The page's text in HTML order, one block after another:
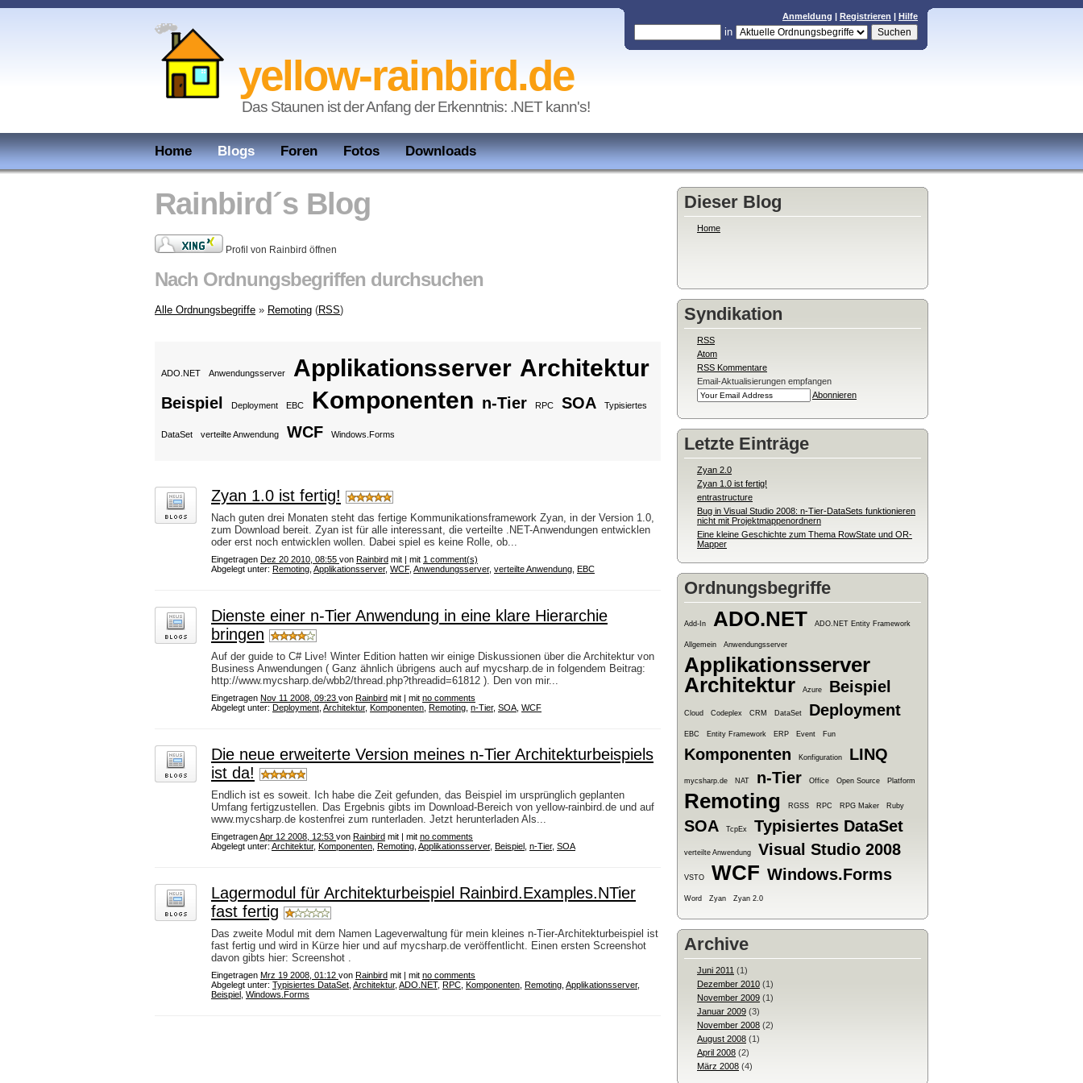
Anmeldung | Registrieren | Hilfe
in
yellow-rainbird.de
Das Staunen ist der Anfang der Erkenntnis: .NET kann's!
Home Blogs Foren Fotos Downloads
Dieser Blog
Home
Syndikation
RSS
Atom
RSS Kommentare
Email-Aktualisierungen empfangen
Abonnieren
Letzte Einträge
Zyan 2.0
Zyan 1.0 ist fertig!
entrastructure
Bug in Visual Studio 2008: n-Tier-DataSets funktionieren
nicht mit Projektmappenordnern
Eine kleine Geschichte zum Thema RowState und OR-
Mapper
Ordnungsbegriffe
Add-In ADO.NET ADO.NET Entity Framework
Allgemein Anwendungsserver
Applikationsserver
Architektur
Azure Beispiel
Cloud Codeplex CRM DataSet Deployment
EBC Entity Framework ERP Event Fun
Komponenten Konfiguration LINQ
mycsharp.de NAT n-Tier Office Open Source Platform
Remoting RGSS RPC RPG Maker Ruby
SOA TcpEx Typisiertes DataSet
verteilte Anwendung Visual Studio 2008
VSTO WCF Windows.Forms
Word Zyan Zyan 2.0
Archive
Juni 2011 (1)
Dezember 2010 (1)
November 2009 (1)
Januar 2009 (3)
November 2008 (2)
August 2008 (1)
April 2008 (2)
März 2008 (4)
Rainbird´s Blog
Profil von Rainbird öffnen
Nach Ordnungsbegriffen durchsuchen
Alle Ordnungsbegriffe » Remoting (RSS)
ADO.NET Anwendungsserver Applikationsserver Architektur
Beispiel Deployment EBC Komponenten n-Tier RPC SOA Typisiertes
DataSet verteilte Anwendung WCF Windows.Forms
Zyan 1.0 ist fertig!
Nach guten drei Monaten steht das fertige Kommunikationsframework Zyan, in der Version 1.0,
zum Download bereit. Zyan ist für alle interessant, die verteilte .NET-Anwendungen entwicklen
oder erst noch entwicklen wollen. Dabei spiel es keine Rolle, ob...
Eingetragen Dez 20 2010, 08:55 von Rainbird mit | mit 1 comment(s)
Abgelegt unter: Remoting Applikationsserver, WCF, Anwendungsserver, verteilte Anwendung EBC
Dienste einer n-Tier Anwendung in eine klare Hierarchie
bringen
Auf der guide to C# Live! Winter Edition hatten wir einige Diskussionen über die Architektur von
Business Anwendungen ( Ganz ähnlich übrigens auch auf mycsharp.de in folgendem Beitrag:
http://www.mycsharp.de/wbb2/thread.php?threadid=61812 ). Den von mir...
Eingetragen Nov 11 2008, 09:23 von Rainbird mit | mit no comments
Abgelegt unter: Deployment Architektur, Komponenten Remoting n-Tier, SOA WCF
Die neue erweiterte Version meines n-Tier Architekturbeispiels
ist da!
Endlich ist es soweit. Ich habe die Zeit gefunden, das Beispiel im ursprünglich geplanten
Umfang fertigzustellen. Das Ergebnis gibts im Download-Bereich von yellow-rainbird.de und auf
www.mycsharp.de kostenfrei zum runterladen. Jetzt herunterladen Als...
EingetragenApr 12 2008, 12:53 von Rainbird mit | mit no comments
Abgelegt unter: Architektur, Komponenten Remoting Applikationsserver, Beispiel n-Tier, SOA
Lagermodul für Architekturbeispiel Rainbird.Examples.NTier
fast fertig
Das zweite Modul mit dem Namen Lageverwaltung für mein kleines n-Tier-Architekturbeispiel ist
fast fertig und wird in Kürze hier und auf mycsharp.de veröffentlicht. Einen ersten Screenshot
davon gibts hier: Screenshot .
Eingetragen Mrz 19 2008, 01:12 von Rainbird mit | mit no comments
Abgelegt unter: Typisiertes DataSet Architektur, ADO.NET, RPC Komponenten Remoting Applikationsserver,
Beispiel Windows.Forms